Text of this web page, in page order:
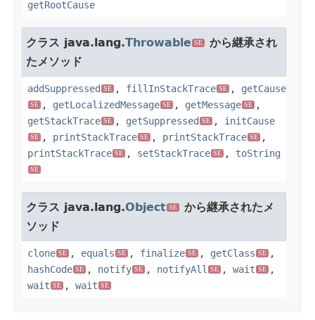
getRootCause
クラス java.lang.Throwable SE
から継承され
たメソッド
addSuppressed SE , fillInStackTrace SE , getCause
SE , getLocalizedMessage SE , getMessage SE
,
getStackTrace SE , getSuppressed SE , initCause
SE , printStackTrace SE , printStackTrace SE
,
printStackTrace SE , setStackTrace SE , toString
SE
クラス java.lang.Object SE
から継承されたメ
ソッド
clone SE , equals SE , finalize SE , getClass SE
,
hashCode SE , notify SE , notifyAll SE , wait SE
,
wait SE , wait SE